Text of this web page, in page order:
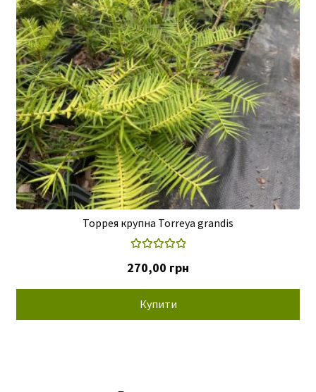
Торрея крупна Torreya grandis
5.00з 5
270,00 грн
Купити